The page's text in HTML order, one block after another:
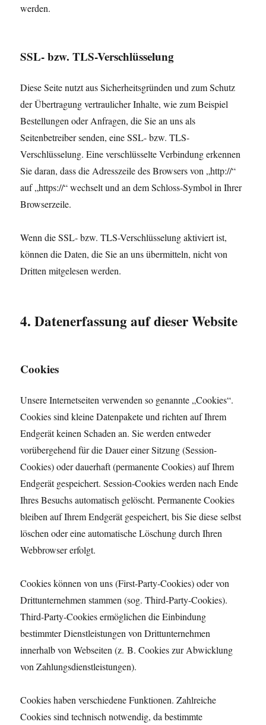
werden.
SSL- bzw. TLS-Verschlüsselung
Diese Seite nutzt aus Sicherheitsgründen und zum Schutz
der Übertragung vertraulicher Inhalte, wie zum Beispiel
Bestellungen oder Anfragen, die Sie an uns als
Seitenbetreiber senden, eine SSL- bzw. TLS-
Verschlüsselung. Eine verschlüsselte Verbindung erkennen
Sie daran, dass die Adresszeile des Browsers von „http://“
auf „https://“ wechselt und an dem Schloss-Symbol in Ihrer
Browserzeile.
Wenn die SSL- bzw. TLS-Verschlüsselung aktiviert ist,
können die Daten, die Sie an uns übermitteln, nicht von
Dritten mitgelesen werden.
4. Datenerfassung auf dieser Website
Cookies
Unsere Internetseiten verwenden so genannte „Cookies“.
Cookies sind kleine Datenpakete und richten auf Ihrem
Endgerät keinen Schaden an. Sie werden entweder
vorübergehend für die Dauer einer Sitzung (Session-
Cookies) oder dauerhaft (permanente Cookies) auf Ihrem
Endgerät gespeichert. Session-Cookies werden nach Ende
Ihres Besuchs automatisch gelöscht. Permanente Cookies
bleiben auf Ihrem Endgerät gespeichert, bis Sie diese selbst
löschen oder eine automatische Löschung durch Ihren
Webbrowser erfolgt.
Cookies können von uns (First-Party-Cookies) oder von
Drittunternehmen stammen (sog. Third-Party-Cookies).
Third-Party-Cookies ermöglichen die Einbindung
bestimmter Dienstleistungen von Drittunternehmen
innerhalb von Webseiten (z. B. Cookies zur Abwicklung
von Zahlungsdienstleistungen).
Cookies haben verschiedene Funktionen. Zahlreiche
Cookies sind technisch notwendig, da bestimmte